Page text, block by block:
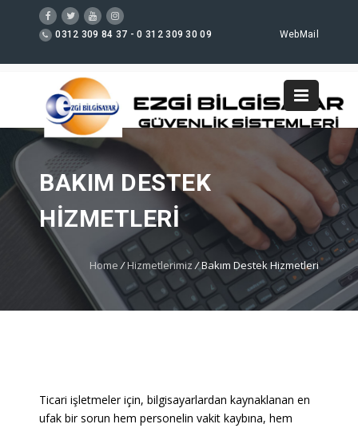
0312 309 84 37 - 0 312 309 30 09 WebMail
BAKIM DESTEK
HIZMETLERI
Home /Hizmetlerimiz/Bakım Destek Hizmetleri
Ticari işletmeler için, bilgisayarlardan kaynaklanan en
ufak bir sorun hem personelin vakit kaybına, hem